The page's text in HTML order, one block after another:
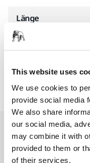
This website uses
We use cookies to
provide social media
We also share
our social media,
may combine it with
provided to them or
of their services.
Länge
Breite